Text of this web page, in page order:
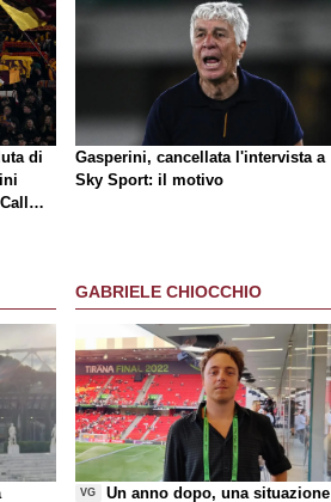
di
Gasperini, cancellata l'intervista a
Sky Sport: il motivo
GABRIELE CHIOCCHIO
VG Un anno dopo, una situazione